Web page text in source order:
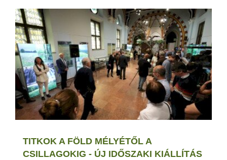
TITKOK A FÖLD MÉLYÉTŐL A
CSILLAGOKIG - ÚJ IDŐSZAKI KIÁLLÍTÁS